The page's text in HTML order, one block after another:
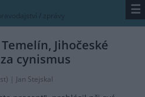
/ zprávy ☰
Jihočeské
cynismus
| Jan Stejskal